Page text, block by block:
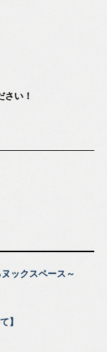
い！
ックスペース～
】